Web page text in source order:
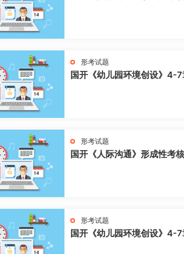
形考试题
国开《幼儿园环境创设》4-7
形考试题
国开《人际沟通》形成性考
形考试题
国开《幼儿园环境创设》4-7